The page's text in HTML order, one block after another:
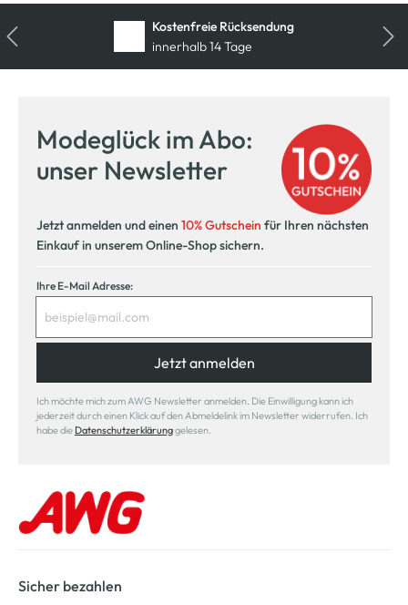
Kostenfreie Rücksendung
innerhalb 14 Tage
Modeglück im Abo:
unser Newsletter
Jetzt anmelden und einen 10% Gutschein für Ihren nächsten
Einkauf in unserem Online-Shop sichern.
Ihre E-Mail Adresse:
Jetzt anmelden
Ich möchte mich zum AWG Newsletter anmelden. Die Einwilligung kann ich
jederzeit durch einen Klick auf den Abmeldelink im Newsletter widerrufen. Ich
habe die Datenschutzerklärunggelesen.
Sicher bezahlen